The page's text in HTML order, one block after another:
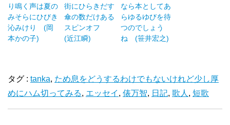
り鳴く声は夏の
みそらにひびき
沁みけり (岡
本かの子)
街にひらきだす
傘の数だけある
スピンオフ
(近江瞬)
なら本としてあ
らゆるゆびを待
つのでしょう
ね (笹井宏之)
タグ : tanka, ため息をどうするわけでもないけれど少し厚
めにハム切ってみる, エッセイ , 俵万智, 日記, 歌人 , 短歌